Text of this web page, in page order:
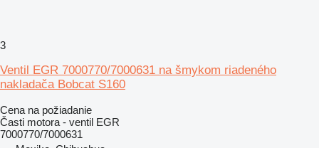
3
Ventil EGR 7000770/7000631 na šmykom riadeného
nakladača Bobcat S160
Cena na požiadanie
Časti motora - ventil EGR
7000770/7000631